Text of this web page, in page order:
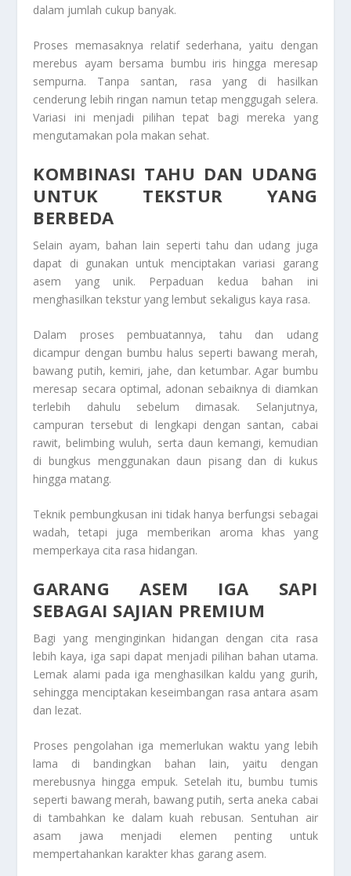
dalam jumlah cukup banyak.
Proses memasaknya relatif sederhana, yaitu dengan
merebus ayam bersama bumbu iris hingga meresap
sempurna. Tanpa santan, rasa yang di hasilkan
cenderung lebih ringan namun tetap menggugah selera.
Variasi ini menjadi pilihan tepat bagi mereka yang
mengutamakan pola makan sehat.
KOMBINASI TAHU DAN UDANG
UNTUK TEKSTUR YANG
BERBEDA
Selain ayam, bahan lain seperti tahu dan udang juga
dapat di gunakan untuk menciptakan variasi garang
asem yang unik. Perpaduan kedua bahan ini
menghasilkan tekstur yang lembut sekaligus kaya rasa.
Dalam proses pembuatannya, tahu dan udang
dicampur dengan bumbu halus seperti bawang merah,
bawang putih, kemiri, jahe, dan ketumbar. Agar bumbu
meresap secara optimal, adonan sebaiknya di diamkan
terlebih dahulu sebelum dimasak. Selanjutnya,
campuran tersebut di lengkapi dengan santan, cabai
rawit, belimbing wuluh, serta daun kemangi, kemudian
di bungkus menggunakan daun pisang dan di kukus
hingga matang.
Teknik pembungkusan ini tidak hanya berfungsi sebagai
wadah, tetapi juga memberikan aroma khas yang
memperkaya cita rasa hidangan.
GARANG ASEM IGA SAPI
SEBAGAI SAJIAN PREMIUM
Bagi yang menginginkan hidangan dengan cita rasa
lebih kaya, iga sapi dapat menjadi pilihan bahan utama.
Lemak alami pada iga menghasilkan kaldu yang gurih,
sehingga menciptakan keseimbangan rasa antara asam
dan lezat.
Proses pengolahan iga memerlukan waktu yang lebih
lama di bandingkan bahan lain, yaitu dengan
merebusnya hingga empuk. Setelah itu, bumbu tumis
seperti bawang merah, bawang putih, serta aneka cabai
di tambahkan ke dalam kuah rebusan. Sentuhan air
asam jawa menjadi elemen penting untuk
mempertahankan karakter khas garang asem.